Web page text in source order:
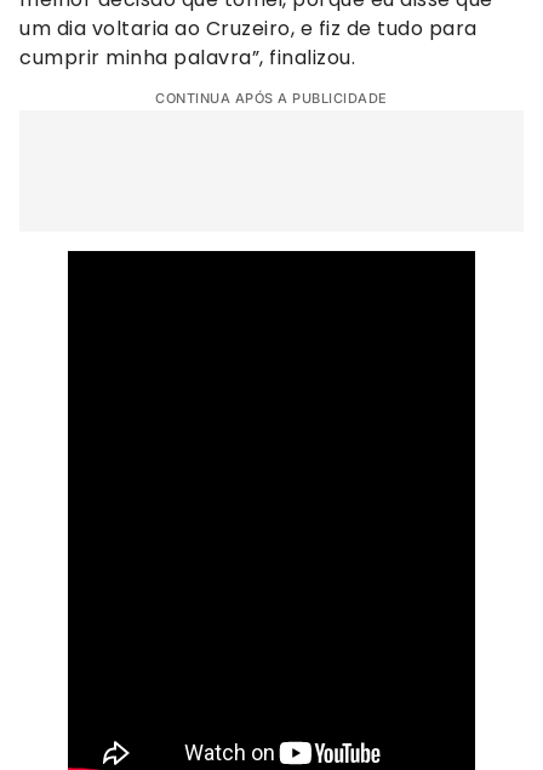
um dia voltaria ao Cruzeiro, e fiz de tudo para
cumprir minha palavra”, finalizou.
CONTINUA APÓS A PUBLICIDADE